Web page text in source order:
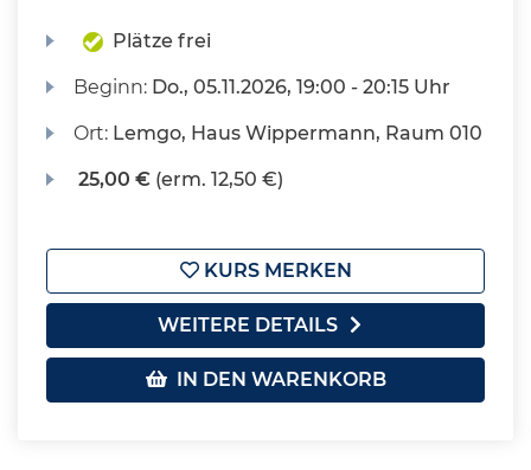
Plätze frei
Beginn: Do., 05.11.2026, 19:00 - 20:15 Uhr
Ort: Lemgo, Haus Wippermann, Raum 010
25,00 € (erm. 12,50 €)
KURS MERKEN
WEITERE DETAILS
IN DEN WARENKORB